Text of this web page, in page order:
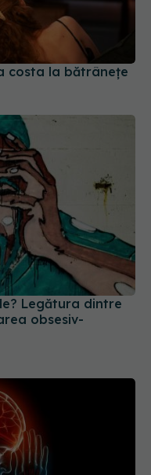
costa la bătrânețe
Legătura dintre
obsesiv-